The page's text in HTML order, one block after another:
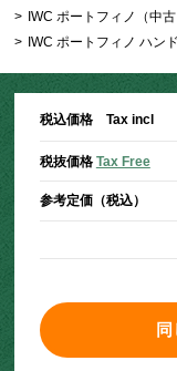
> IWC ポートフィノ（中古
> IWC ポートフィノ ハン
税込価格 Tax incl
税抜価格 Tax Free
参考定価（税込）